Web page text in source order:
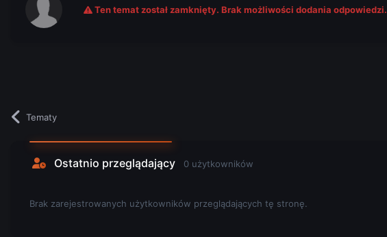
Ten temat został zamknięty. Brak możliwości dodania odpowiedzi.
Tematy
Ostatnio przeglądający 0 użytkowników
Brak zarejestrowanych użytkowników przeglądających tę stronę.